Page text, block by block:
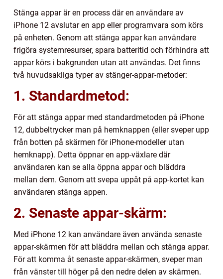
Stänga appar är en process där en användare av
iPhone 12 avslutar en app eller programvara som körs
på enheten. Genom att stänga appar kan användare
frigöra systemresurser, spara batteritid och förhindra att
appar körs i bakgrunden utan att användas. Det finns
två huvudsakliga typer av stänger-appar-metoder:
1. Standardmetod:
För att stänga appar med standardmetoden på iPhone
12, dubbeltrycker man på hemknappen (eller sveper upp
från botten på skärmen för iPhone-modeller utan
hemknapp). Detta öppnar en app-växlare där
användaren kan se alla öppna appar och bläddra
mellan dem. Genom att svepa uppåt på app-kortet kan
användaren stänga appen.
2. Senaste appar-skärm:
Med iPhone 12 kan användare även använda senaste
appar-skärmen för att bläddra mellan och stänga appar.
För att komma åt senaste appar-skärmen, sveper man
från vänster till höger på den nedre delen av skärmen.